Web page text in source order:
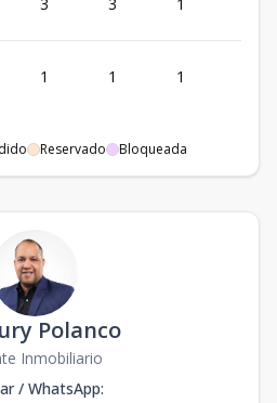
3 3 1
1 1 1
Reservado Bloqueada
Polanco
Inmobiliario
/ WhatsApp: